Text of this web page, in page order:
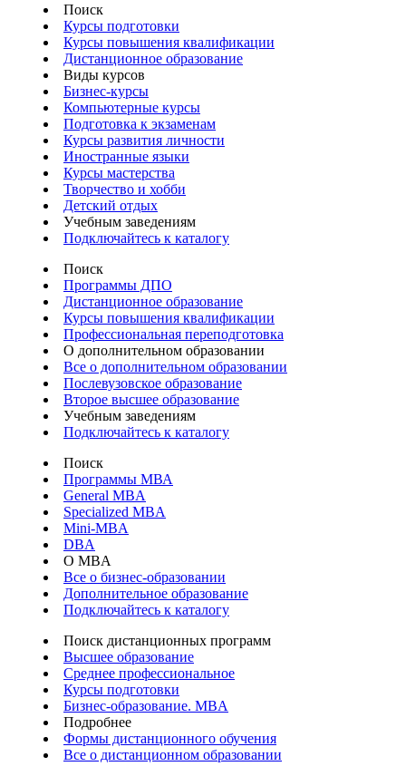
Поиск
Курсы подготовки
Курсы повышения квалификации
Дистанционное образование
Виды курсов
Бизнес-курсы
Компьютерные курсы
Подготовка к экзаменам
Курсы развития личности
Иностранные языки
Курсы мастерства
Творчество и хобби
Детский отдых
Учебным заведениям
Подключайтесь к каталогу
Поиск
Программы ДПО
Дистанционное образование
Курсы повышения квалификации
Профессиональная переподготовка
О дополнительном образовании
Все о дополнительном образовании
Послевузовское образование
Второе высшее образование
Учебным заведениям
Подключайтесь к каталогу
Поиск
Программы МВА
General MBA
Specialized MBA
Mini-MBA
DBA
О MBA
Все о бизнес-образовании
Дополнительное образование
Подключайтесь к каталогу
Поиск дистанционных программ
Высшее образование
Среднее профессиональное
Курсы подготовки
Бизнес-образование. MBA
Подробнее
Формы дистанционного обучения
Все о дистанционном образовании